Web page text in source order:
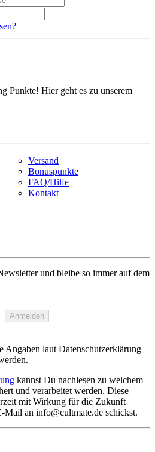
Punkte! Hier geht es zu unserem
Versand
Bonuspunkte
FAQ/Hilfe
Kontakt
und bleibe so immer auf dem
Anmelden
Angaben laut Datenschutzerklärung
kannst Du nachlesen zu welchem
und verarbeitet werden. Diese
mit Wirkung für die Zukunft
an info@cultmate.de schickst.